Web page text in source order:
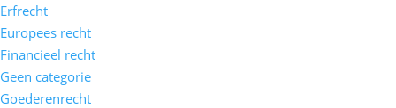
Erfrecht
Europees recht
Financieel recht
Geen categorie
Goederenrecht